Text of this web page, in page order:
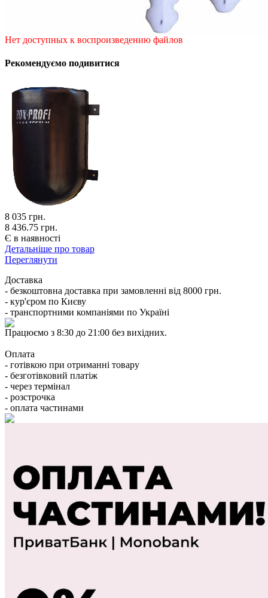
Нет доступных к воспроизведению файлов
Рекомендуємо подивитися
8 035 грн.
8 436.75 грн.
Є в наявності
Детальніше про товар
Переглянути
Доставка
- безкоштовна доставка при замовленні від 8000 грн.
- кур'єром по Києву
- транспортними компаніями по Україні
Працюємо з 8:30 до 21:00 без вихідних.
Оплата
- готівкою при отриманні товару
- безготівковий платіж
- через термінал
- розстрочка
- оплата частинами